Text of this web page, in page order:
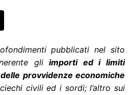
pubblicati nel sito
gliimporti ed i limiti
delle provvidenze economiche
civili ed i sordi; l’altro sui